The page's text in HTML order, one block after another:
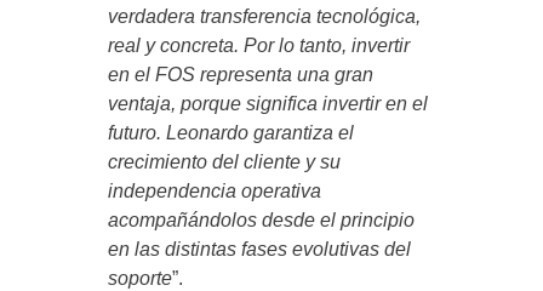
verdadera transferencia tecnológica,
real y concreta. Por lo tanto, invertir
en el FOS representa una gran
ventaja, porque significa invertir en el
futuro. Leonardo garantiza el
crecimiento del cliente y su
independencia operativa
acompañándolos desde el principio
en las distintas fases evolutivas del
soporte”.